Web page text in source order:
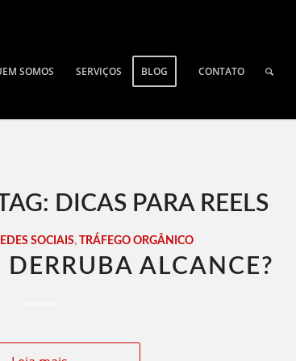
SOMOS SERVIÇOS BLOG CONTATO
DICAS PARA REELS
SOCIAIS, TRÁFEGO ORGÂNICO
DERRUBA ALCANCE?